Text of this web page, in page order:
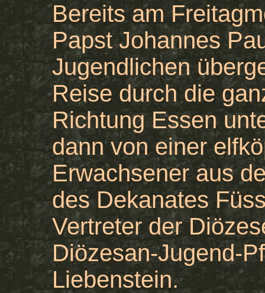
Bereits am
Papst Johannes
Jugendlichen
Reise durch die
Richtung Essen
dann von einer
Erwachsener aus
des Dekanates
Vertreter der
Diözesan-Jugend-
Liebenstein.